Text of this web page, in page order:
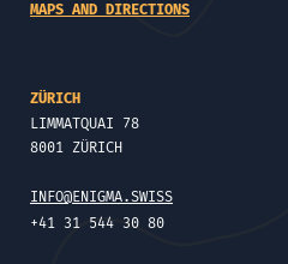
MAPS AND DIRECTIONS
ZÜRICH
LIMMATQUAI 78
8001 ZÜRICH
INFO@ENIGMA.SWISS
+41 31 544 30 80